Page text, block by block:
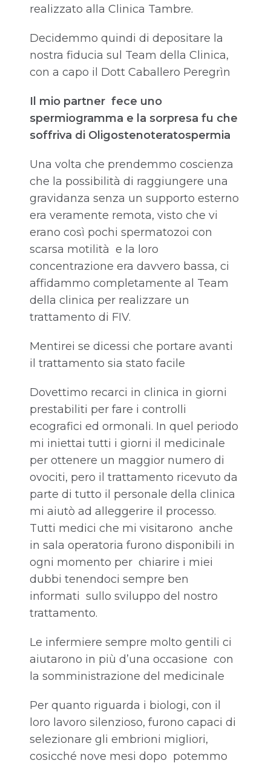
realizzato alla Clinica Tambre.
Decidemmo quindi di depositare la
nostra fiducia sul Team della Clinica,
con a capo il Dott Caballero Peregrìn
Il mio partner fece uno
spermiogramma e la sorpresa fu che
soffriva di Oligostenoteratospermia
Una volta che prendemmo coscienza
che la possibilità di raggiungere una
gravidanza senza un supporto esterno
era veramente remota, visto che vi
erano così pochi spermatozoi con
scarsa motilità e la loro
concentrazione era davvero bassa, ci
affidammo completamente al Team
della clinica per realizzare un
trattamento di FIV.
Mentirei se dicessi che portare avanti
il trattamento sia stato facile
Dovettimo recarci in clinica in giorni
prestabiliti per fare i controlli
ecografici ed ormonali. In quel periodo
mi iniettai tutti i giorni il medicinale
per ottenere un maggior numero di
ovociti, pero il trattamento ricevuto da
parte di tutto il personale della clinica
mi aiutò ad alleggerire il processo.
Tutti medici che mi visitarono anche
in sala operatoria furono disponibili in
ogni momento per chiarire i miei
dubbi tenendoci sempre ben
informati sullo sviluppo del nostro
trattamento.
Le infermiere sempre molto gentili ci
aiutarono in più d’una occasione con
la somministrazione del medicinale
Per quanto riguarda i biologi, con il
loro lavoro silenzioso, furono capaci di
selezionare gli embrioni migliori,
cosicché nove mesi dopo potemmo